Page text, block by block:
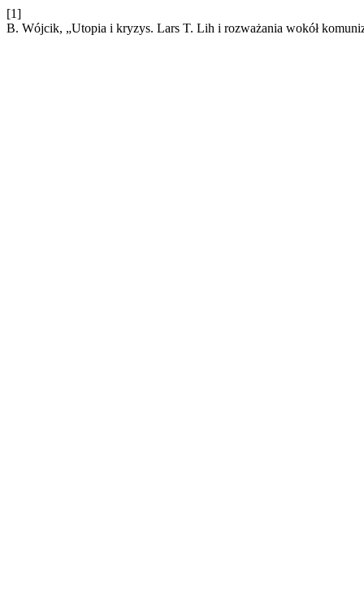
[1]
B. Wójcik, „Utopia i kryzys. Lars T. Lih i rozważania wokół